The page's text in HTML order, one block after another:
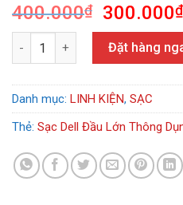
400.000₫
Giá
gốc
là:
300.000₫
Sạc Dell Đầu Lớn Rin số lượng
Đặt hàng
Danh mục: LINH KIỆN, SẠC
Thẻ: Sạc Dell Đầu Lớn Thông